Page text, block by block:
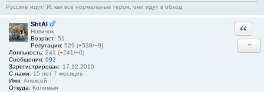
Русские идут! И, как все нормальные герои, они идут в обход.
ShtAl
Новичок
Возраст: 51
Репутация: 529 (+538/−9)
Лояльность: 241 (+241/−0)
Сообщения: 992
Зарегистрирован: 17.12.2010
С нами: 15 лет 7 месяцев
Имя: Алексей
Откуда: Коломыя
−